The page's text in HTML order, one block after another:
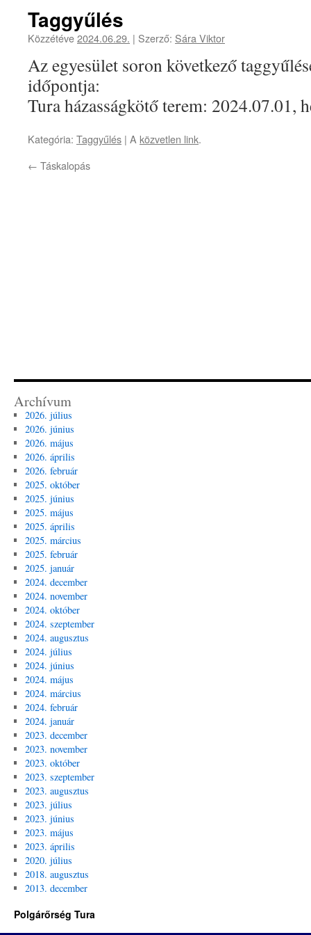
Taggyűlés
Közzétéve2024.06.29. | Szerző: Sára Viktor
Az egyesület soron következő
időpontja:
Tura házasságkötő terem: 2024.07.01,
Kategória: Taggyűlés | A közvetlen link.
← Táskalopás
Archívum
2026. július
2026. június
2026. május
2026. április
2026. február
2025. október
2025. június
2025. május
2025. április
2025. március
2025. február
2025. január
2024. december
2024. november
2024. október
2024. szeptember
2024. augusztus
2024. július
2024. június
2024. május
2024. március
2024. február
2024. január
2023. december
2023. november
2023. október
2023. szeptember
2023. augusztus
2023. július
2023. június
2023. május
2023. április
2020. július
2018. augusztus
2013. december
Polgárőrség Tura